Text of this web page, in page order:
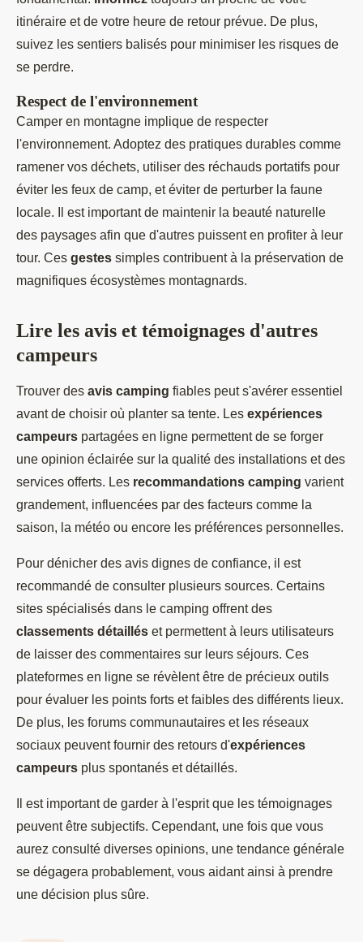
itinéraire et de votre heure de retour prévue. De plus,
suivez les sentiers balisés pour minimiser les risques de
se perdre.
Respect de l'environnement
Camper en montagne implique de respecter
l'environnement. Adoptez des pratiques durables comme
ramener vos déchets, utiliser des réchauds portatifs pour
éviter les feux de camp, et éviter de perturber la faune
locale. Il est important de maintenir la beauté naturelle
des paysages afin que d'autres puissent en profiter à leur
tour. Ces gestes simples contribuent à la préservation de
magnifiques écosystèmes montagnards.
Lire les avis et témoignages d'autres
campeurs
Trouver des avis camping fiables peut s'avérer essentiel
avant de choisir où planter sa tente. Les expériences
campeurs partagées en ligne permettent de se forger
une opinion éclairée sur la qualité des installations et des
services offerts. Les recommandations camping varient
grandement, influencées par des facteurs comme la
saison, la météo ou encore les préférences personnelles.
Pour dénicher des avis dignes de confiance, il est
recommandé de consulter plusieurs sources. Certains
sites spécialisés dans le camping offrent des
classements détaillés et permettent à leurs utilisateurs
de laisser des commentaires sur leurs séjours. Ces
plateformes en ligne se révèlent être de précieux outils
pour évaluer les points forts et faibles des différents lieux.
De plus, les forums communautaires et les réseaux
sociaux peuvent fournir des retours d'expériences
campeurs plus spontanés et détaillés.
Il est important de garder à l'esprit que les témoignages
peuvent être subjectifs. Cependant, une fois que vous
aurez consulté diverses opinions, une tendance générale
se dégagera probablement, vous aidant ainsi à prendre
une décision plus sûre.